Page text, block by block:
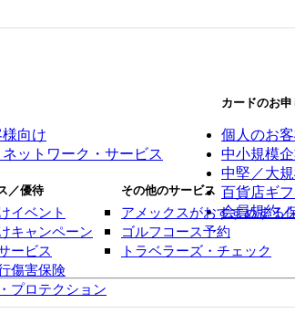
／優待
イベント
キャンペーン
ービス
傷害保険
プロテクション
その他のサービス
アメックスがおすすめする
ゴルフコース予約
トラベラーズ・チェック
向け
ットワーク・サービス
カードのお
個人のお
中小規模
中堅／大
百貨店ギ
会員規約